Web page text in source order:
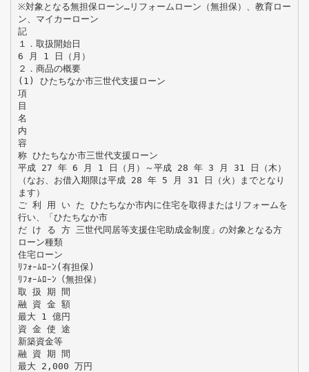
※対象となる無担保ローン…リフォームローン（無担保）、教育ロー
ン、マイカーローン
記
１．取扱開始日
6 月 1 日（月）
２．商品の概要
(1) ひたちなか市三世代支援ローン
項
目
名
内
容
称 ひたちなか市三世代支援ローン
平成 27 年 6 月 1 日（月）～平成 28 年 3 月 31 日（木）
（なお、お借入期限は平成 28 年 5 月 31 日（火）までとなり
ます）
ご 利 用 い た ひたちなか市内に住宅を取得またはリフォームを
行い、「ひたちなか市
だ け る 方 三世代同居等支援住宅助成金制度」の対象となる方
ローン種類
住宅ローン
ﾘﾌｫｰﾑﾛｰﾝ(有担保)
ﾘﾌｫｰﾑﾛｰﾝ（無担保）
取 扱 期 間
融 資 金 額
最大 1 億円
資 金 使 途
新築資金等
融 資 期 間
最大 2,000 万円